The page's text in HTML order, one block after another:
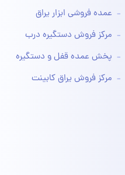
عمده فروشی ابزار یراق
مرکز فروش دستگیره درب
پخش عمده قفل و دستگیره
مرکز فروش یراق کابینت